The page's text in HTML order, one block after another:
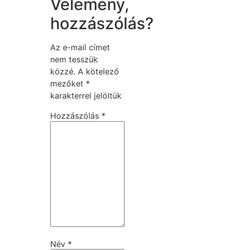
Vélemény,
hozzászólás?
Az e-mail címet
nem tesszük
közzé. A kötelező
mezőket *
karakterrel jelöltük
Hozzászólás *
Név *